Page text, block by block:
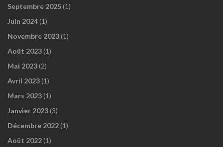
Septembre 2025 (1)
Juin 2024 (1)
Novembre 2023 (1)
Août 2023 (1)
Mai 2023 (2)
Avril 2023 (1)
Mars 2023 (1)
Janvier 2023 (3)
Décembre 2022 (1)
Août 2022 (1)